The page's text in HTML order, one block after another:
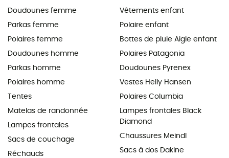
Doudounes femme
Parkas femme
Polaires femme
Doudounes homme
Parkas homme
Polaires homme
Tentes
Matelas de randonnée
Lampes frontales
Sacs de couchage
Réchauds
Vêtements enfant
Polaire enfant
Bottes de pluie Aigle enfant
Polaires Patagonia
Doudounes Pyrenex
Vestes Helly Hansen
Polaires Columbia
Lampes frontales Black
Diamond
Chaussures Meindl
Sacs à dos Dakine